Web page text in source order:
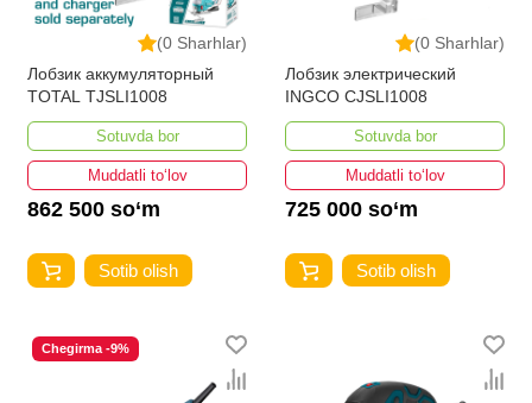
(0 Sharhlar)
Лобзик аккумуляторный
TOTAL TJSLI1008
Sotuvda bor
Muddatli to‘lov
862 500 so‘m
Sotib olish
(0 Sharhlar)
Лобзик электрический
INGCO CJSLI1008
Sotuvda bor
Muddatli to‘lov
725 000 so‘m
Sotib olish
Chegirma -9%